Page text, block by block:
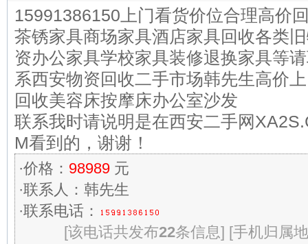
15991386150上门看货价位合理高价
茶锈家具商场家具酒店家具回收各类
资办公家具学校家具装修退换家具等
系西安物资回收二手市场韩先生高价
回收美容床按摩床办公室沙发
联系我时请说明是在西安二手网
M看到的，谢谢！
·价格： 98989 元
·联系人：韩先生
·联系电话：
[该电话共发布22条信息] [手机归属